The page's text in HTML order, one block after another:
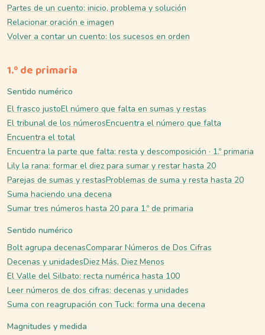
Partes de un cuento: inicio, problema y solución
Relacionar oración e imagen
Volver a contar un cuento: los sucesos en orden
1.º de primaria
Sentido numérico
El frasco justoEl número que falta en sumas y restas
El tribunal de los númerosEncuentra el número que falta
Encuentra el total
Encuentra la parte que falta: resta y descomposición · 1.º primaria
Lily la rana: formar el diez para sumar y restar hasta 20
Parejas de sumas y restasProblemas de suma y resta hasta 20
Suma haciendo una decena
Sumar tres números hasta 20 para 1.º de primaria
Sentido numérico
Bolt agrupa decenasComparar Números de Dos Cifras
Decenas y unidadesDiez Más, Diez Menos
El Valle del Silbato: recta numérica hasta 100
Leer números de dos cifras: decenas y unidades
Suma con reagrupación con Tuck: forma una decena
Magnitudes y medida